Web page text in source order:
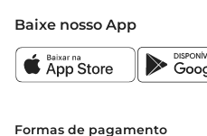
Baixe nosso App
Formas de pagamento